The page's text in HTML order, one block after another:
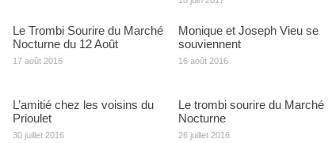
Le Trombi Sourire du Marché
Nocturne du 12 Août
17 août 2016
Monique et Joseph Vieu se
souviennent
16 août 2016
L’amitié chez les voisins du
Prioulet
30 juillet 2016
Le trombi sourire du Marché
Nocturne
26 juillet 2016